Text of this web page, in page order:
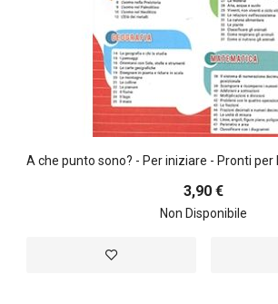
3,90 €
Non Disponibile
Aggiungi alla lista desideri